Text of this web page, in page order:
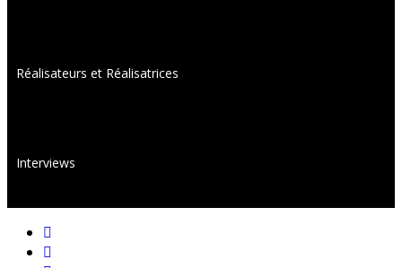
Réalisateurs et Réalisatrices
Interviews